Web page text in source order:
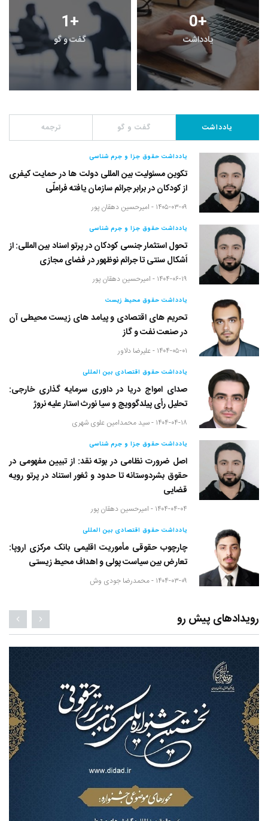
1+
گفت و گو
0+
یادداشت
یادداشت گفت و گو ترجمه
یادداشت حقوق جزا و جرم شناسی
تکوین مسئولیت بین المللی دولت ها در حمایت کیفری
از کودکان در برابر جرائم سازمان یافته فراملّی
۱۴۰۵-۰۳-۰۹ - امیرحسین دهقان پور
یادداشت حقوق جزا و جرم شناسی
تحول استثمار جنسی کودکان در پرتو اسناد بین المللی: از
اَشکال سنتی تا جرائم نوظهور در فضای مجازی
۱۴۰۴-۰۶-۱۹ - امیرحسین دهقان پور
یادداشت حقوق محیط زیست
تحریم های اقتصادی و پیامد های زیست محیطی آن
در صنعت نفت و گاز
۱۴۰۴-۰۵-۰۱ - علیرضا دلاور
یادداشت حقوق اقتصادی بین المللی
صدای امواج دریا در داوری سرمایه گذاری خارجی:
تحلیل رأی پیلدگوویچ و سیا نورث استار علیه نروژ
۱۴۰۴-۰۴-۱۸ - سید محمدامین علوی شهری
یادداشت حقوق جزا و جرم شناسی
اصل ضرورت نظامی در بوته نقد: از تبیین مفهومی در
حقوق بشردوستانه تا حدود و ثغور استناد در پرتو رویه
قضایی
۱۴۰۴-۰۴-۰۴ - امیرحسین دهقان پور
یادداشت حقوق اقتصادی بین المللی
چارچوب حقوقی مأموریت اقلیمی بانک مرکزی اروپا:
تعارض بین سیاست پولی و اهداف محیط زیستی
۱۴۰۴-۰۳-۰۹ - محمدرضا جودی وش
رویدادهای پیش رو